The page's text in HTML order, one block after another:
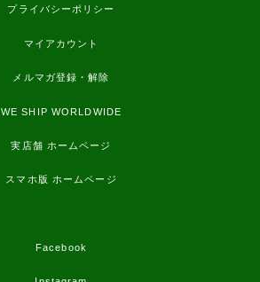
プライバシーポリシー
マイアカウント
メルマガ登録・解除
WE SHIP WORLDWIDE
実店舗 ホームページ
スマホ版 ホームページ
Facebook